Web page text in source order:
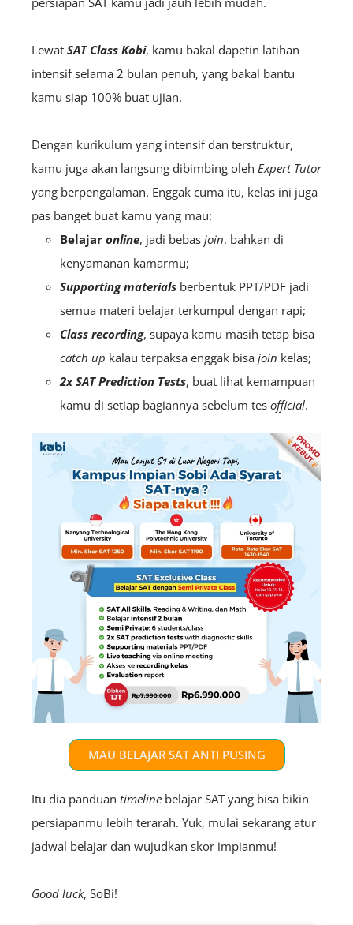
Lewat SAT Class Kobi, kamu bakal dapetin latihan
intensif selama 2 bulan penuh, yang bakal bantu
kamu siap 100% buat ujian.
Dengan kurikulum yang intensif dan terstruktur,
kamu juga akan langsung dibimbing oleh Expert Tutor
yang berpengalaman. Enggak cuma itu, kelas ini juga
pas banget buat kamu yang mau:
Belajar online, jadi bebas join, bahkan di
kenyamanan kamarmu;
Supporting materials berbentuk PPT/PDF jadi
semua materi belajar terkumpul dengan rapi;
Class recording, supaya kamu masih tetap bisa
catch up kalau terpaksa enggak bisa join kelas;
2x SAT Prediction Tests, buat lihat kemampuan
kamu di setiap bagiannya sebelum tes official.
MAU BELAJAR SAT ANTI PUSING
Itu dia panduan timeline belajar SAT yang bisa bikin
persiapanmu lebih terarah. Yuk, mulai sekarang atur
jadwal belajar dan wujudkan skor impianmu!
Good luck, SoBi!